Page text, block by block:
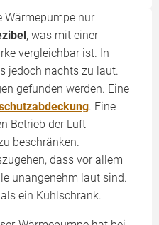
Wärmepumpe nur
, was mit einer
vergleichbar ist. In
jedoch nachts zu laut.
gefunden werden. Eine
. Eine
Betrieb der Luft-
beschränken.
dass vor allem
unangenehm laut sind.
ein Kühlschrank.